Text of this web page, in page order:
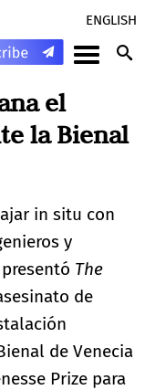
ENGLISH
el
la Bienal
in situ con
y
The
de
de Venecia
Prize para